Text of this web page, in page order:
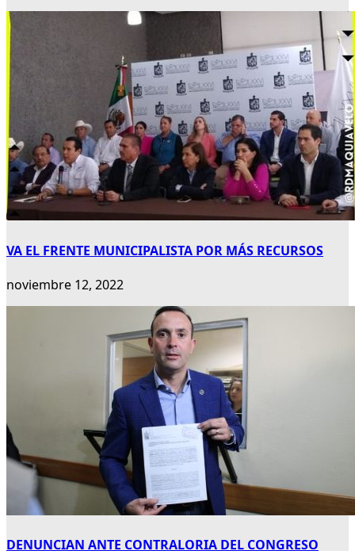
VA EL FRENTE MUNICIPALISTA POR MÁS RECURSOS
noviembre 12, 2022
DENUNCIAN ANTE CONTRALORIA DEL CONGRESO